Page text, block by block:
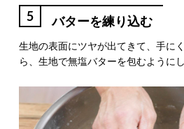
5 バターを練り込む
生地の表面にツヤが出てきて、手に
ら、生地で無塩バターを包むように